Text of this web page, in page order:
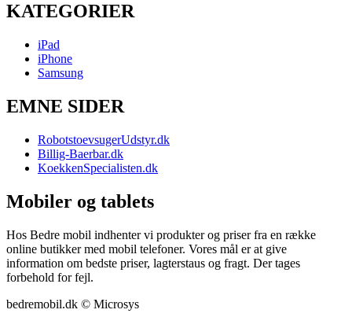
KATEGORIER
iPad
iPhone
Samsung
EMNE SIDER
RobotstoevsugerUdstyr.dk
Billig-Baerbar.dk
KoekkenSpecialisten.dk
Mobiler og tablets
Hos Bedre mobil indhenter vi produkter og priser fra en række
online butikker med mobil telefoner. Vores mål er at give
information om bedste priser, lagterstaus og fragt. Der tages
forbehold for fejl.
bedremobil.dk © Microsys